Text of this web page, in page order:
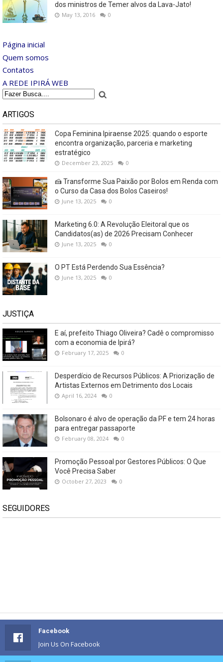
dos ministros de Temer alvos da Lava-Jato!
May 13, 2016 0
Página inicial
Quem somos
Contatos
A REDE IPIRÁ WEB
ARTIGOS
Copa Feminina Ipiraense 2025: quando o esporte
encontra organização, parceria e marketing
estratégico
December 23, 2025 0
🍰 Transforme Sua Paixão por Bolos em Renda com
o Curso da Casa dos Bolos Caseiros!
June 13, 2025 0
Marketing 6.0: A Revolução Eleitoral que os
Candidatos(as) de 2026 Precisam Conhecer
June 13, 2025 0
O PT Está Perdendo Sua Essência?
June 13, 2025 0
JUSTIÇA
E aí, prefeito Thiago Oliveira? Cadê o compromisso
com a economia de Ipirá?
February 17, 2025 0
Desperdício de Recursos Públicos: A Priorização de
Artistas Externos em Detrimento dos Locais
April 16, 2024 0
Bolsonaro é alvo de operação da PF e tem 24 horas
para entregar passaporte
February 08, 2024 0
Promoção Pessoal por Gestores Públicos: O Que
Você Precisa Saber
October 27, 2023 0
SEGUIDORES
Facebook
Join Us On Facebook